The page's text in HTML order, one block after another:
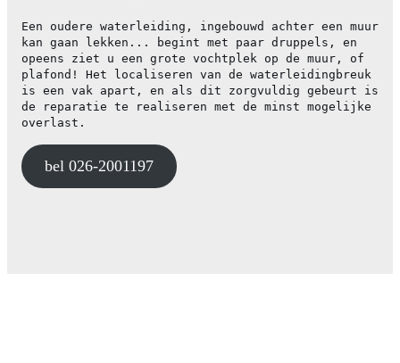
Een oudere waterleiding, ingebouwd achter een muur
kan gaan lekken... begint met paar druppels, en
opeens ziet u een grote vochtplek op de muur, of
plafond! Het localiseren van de waterleidingbreuk
is een vak apart, en als dit zorgvuldig gebeurt is
de reparatie te realiseren met de minst mogelijke
overlast.
bel 026-2001197